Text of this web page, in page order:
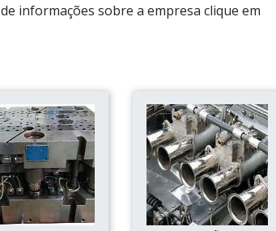
informações sobre a empresa clique em